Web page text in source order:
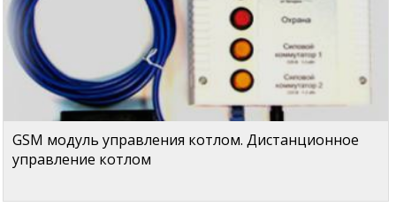
GSM модуль управления котлом. Дистанционное
управление котлом